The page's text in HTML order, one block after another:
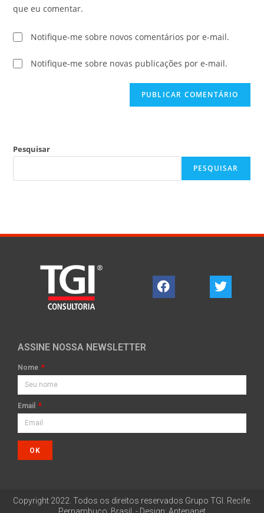
que eu comentar.
Notifique-me sobre novos comentários por e-mail.
Notifique-me sobre novas publicações por e-mail.
Pesquisar
PESQUISAR
ASSINE NOSSA NEWSLETTER
Nome
Email
OK
Copyright 2022. Todos os direitos reservados Grupo TGI. Recife.